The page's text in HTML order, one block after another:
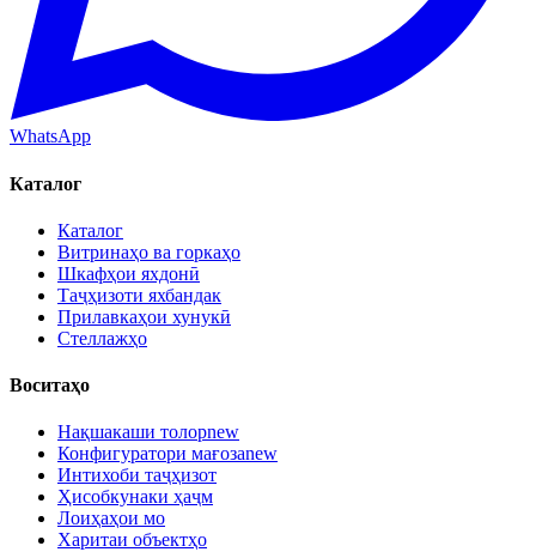
WhatsApp
Каталог
Каталог
Витринаҳо ва горкаҳо
Шкафҳои яхдонӣ
Таҷҳизоти яхбандак
Прилавкаҳои хунукӣ
Стеллажҳо
Воситаҳо
Нақшакаши толорnew
Конфигуратори мағозаnew
Интихоби таҷҳизот
Ҳисобкунаки ҳаҷм
Лоиҳаҳои мо
Харитаи объектҳо